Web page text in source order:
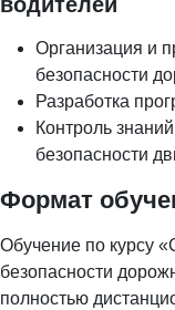
Организация и
безопасности
Разработка
Контроль
безопасности
Формат
Обучение по курсу
безопасности
полностью